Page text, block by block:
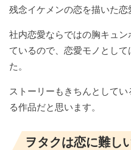
残念イケメンの恋を描いた恋
社内恋愛ならではの胸キュ
ているので、恋愛モノとし
た。
ストーリーもきちんとして
る作品だと思います。
ヲタクは恋に難し